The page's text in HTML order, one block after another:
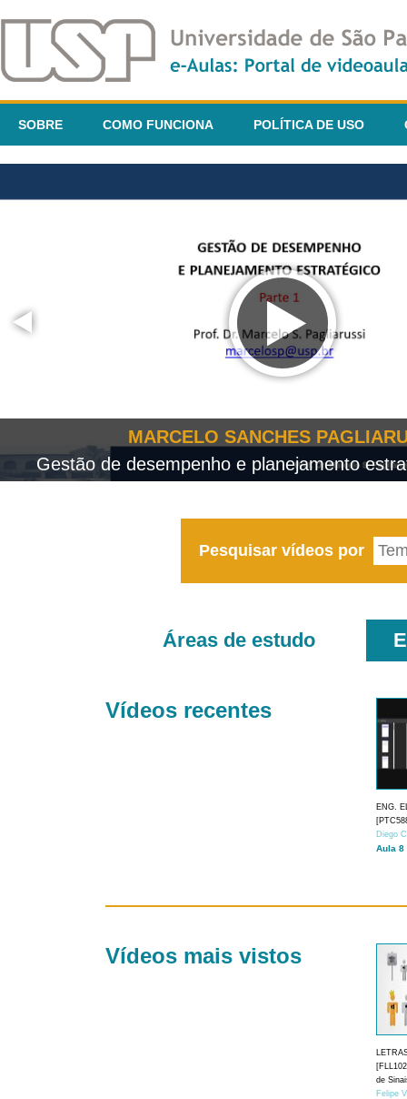
SOBRE COMO FUNCIONA POLÍTICA DE USO
MARCELO SANCHES
Gestão de desempenho e planejamento
Pesquisar vídeos por
Áreas de estudo
Vídeos recentes
ENG.
Diego
Aula 8
Vídeos mais vistos
de
Felipe